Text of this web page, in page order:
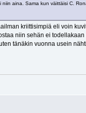
aina. Sama kun väittäisi C.
kriittisimpiä eli voin
niin sehän ei
tänäkin vuonna usein